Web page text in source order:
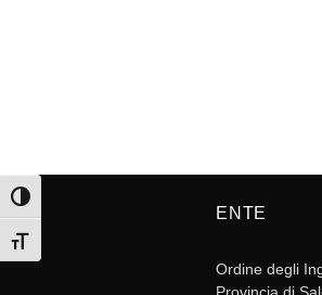
Attiva/disattiva alto contrasto
Attiva/disattiva dimensione testo
ENTE
Ordine degli
Provincia di